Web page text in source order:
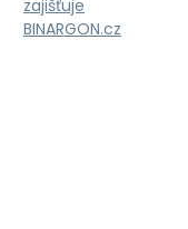
zajišťuje
BINARGON.cz